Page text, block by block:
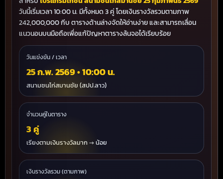
วันนี้เริ่มเวลา 10:00 น. มีทั้งหมด 3 คู่ โดยเงินรางวัลรวมตามภาพ
242,000,000 กีบ ตารางด้านล่างจัดให้อ่านง่าย และสามารถเลื่อน
แนวนอนบนมือถือเพื่อแก้ปัญหาตารางล้นจอได้เรียบร้อย
วันแข่งขัน / เวลา
25 ก.พ. 2569 • 10:00 น.
สนามชนไก่สมานชัย (สปป.ลาว)
จำนวนคู่ในตาราง
3 คู่
เรียงตามเงินรางวัลมาก → น้อย
เงินรางวัลรวม (ตามภาพ)